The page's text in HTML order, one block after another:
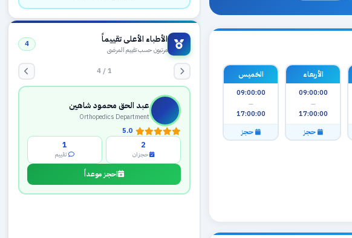
الأربعاء
09:00:00
—
17:00:00
حجز
الخميس
09:00:00
—
17:00:00
حجز
الأطباء الأعلى تقييماً
مرتبون حسب تقييم المرضى
4
1 / 4
عبد الحق محمود شاهين
Orthopedics Department
5.0
2
حجزان
1
تقييم
احجز موعداً